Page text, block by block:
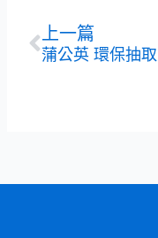
上一頁
上一篇